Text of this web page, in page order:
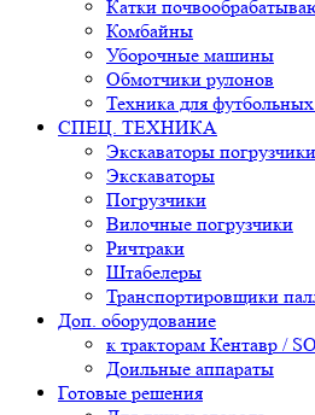
Катки
Комбайны
Уборочные машины
Обмотчики рулонов
Техника для
СПЕЦ. ТЕХНИКА
Экскаваторы погрузчики
Экскаваторы
Погрузчики
Вилочные погрузчики
Ричтраки
Штабелеры
Транспортировщики
Доп. оборудование
к тракторам Кентавр /
Доильные аппараты
Готовые решения